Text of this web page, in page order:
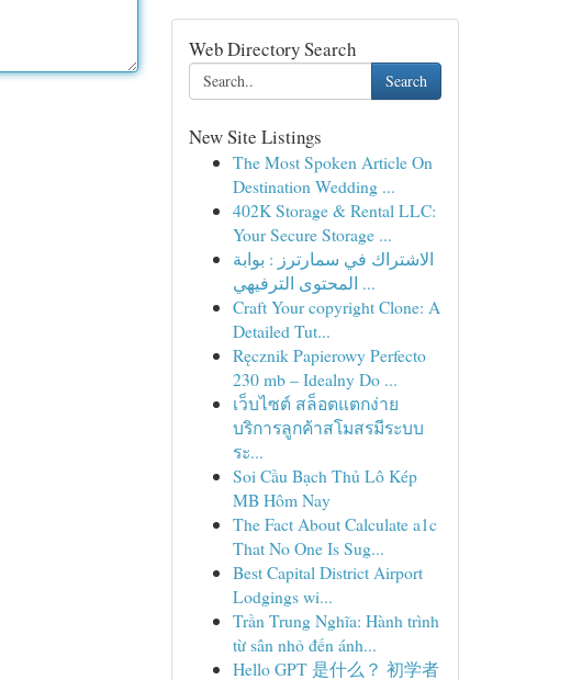
Web Directory Search
Search
New Site Listings
The Most Spoken Article On
Destination Wedding ...
402K Storage & Rental LLC:
Your Secure Storage ...
الاشتراك في سمارترز : بوابة
المحتوى الترفيهي ...
Craft Your copyright Clone: A
Detailed Tut...
Ręcznik Papierowy Perfecto
230 mb – Idealny Do ...
เว็บไซต์ สล็อตแตกง่าย
บริการลูกค้าสโมสรมีระบบ
ระ...
Soi Cầu Bạch Thủ Lô Kép
MB Hôm Nay
The Fact About Calculate a1c
That No One Is Sug...
Best Capital District Airport
Lodgings wi...
Trần Trung Nghĩa: Hành trình
từ sân nhỏ đến ánh...
Hello GPT 是什么？ 初学者